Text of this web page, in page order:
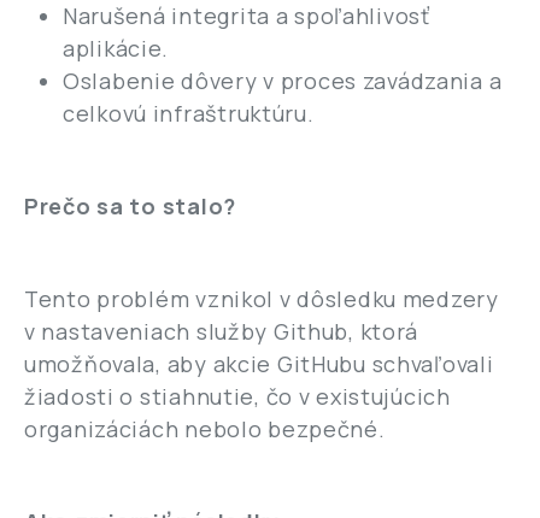
Narušená integrita a spoľahlivosť
aplikácie.
Oslabenie dôvery v proces zavádzania a
celkovú infraštruktúru.
Prečo sa to stalo?
Tento problém vznikol v dôsledku medzery
v nastaveniach služby Github, ktorá
umožňovala, aby akcie GitHubu schvaľovali
žiadosti o stiahnutie, čo v existujúcich
organizáciách nebolo bezpečné.